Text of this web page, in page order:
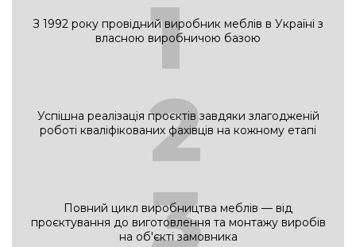
диванів використовуються міцні й зносостійкі матеріали –
тканина і шкіра. Різноманіття колірних рішень допоможе
підібрати диван під ваш інтер’єр. Наявні серії офісних
диванів дозволять створити сучасні та ефективні рішення
Асортиментний ряд диванів дозволить підібрати міцні,
ергономічні та комфортні м’які меблі.
Ви можете купити дивани від виробника в
1
З 1992 року провідний виробник меблів в Україні з
власною виробничою базою
2
Успішна реалізація проєктів завдяки злагодженій
роботі кваліфікованих фахівців на кожному етапі
3
Повний цикл виробництва меблів — від
проєктування до виготовлення та монтажу виробів
на об'єкті замовника